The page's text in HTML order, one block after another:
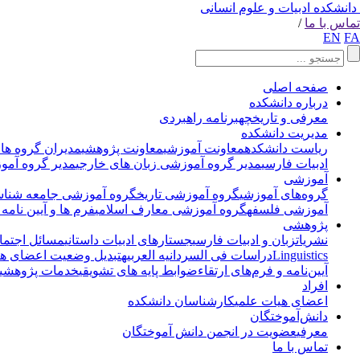
دانشکده ادبیات و علوم انسانی
تماس با ما /
EN FA
صفحه اصلی
درباره دانشکده
معرفی و تاریخچهبرنامه راهبردی
مدیریت دانشکده
ریاست دانشکدهمعاونت آموزشیمعاونت پژوهشیمدیران گروه
ادبیات فارسیمدیر گروه آموزشی زبان های خارجیمدیر گروه
آموزشی
گروه‌های آموزشیگروه آموزشی تاریخگروه آموزشی جامعه
آموزشی فلسفهگروه آموزشی معارف اسلامیفرم ها و آیین نامه
پژوهشی
نشریاتزبان و ادبیات فارسیجستارهای ادبیات داستانیمسائل
Linguisticsدراسات فی السردانیه العربیهتبدیل وضعیت اعضای
آیین‌نامه و فرم‌های ارتقاءضوابط پایه های تشویقیخدمات پژوهشی
افراد
اعضای هیات علمیکارشناسان دانشکده
دانش‌آموختگان
معرفیعضویت در انجمن دانش آموختگان
تماس با ما